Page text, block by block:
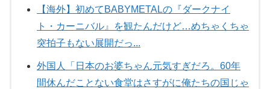
【海外】初めてBABYMETALの『ダークナイ
ト・カーニバル』を観たんだけど…めちゃくちゃ
突拍子もない展開だっ...
外国人「日本のお婆ちゃん元気すぎだろ。60年
間休んだことない食堂はさすがに俺たちの国じゃ